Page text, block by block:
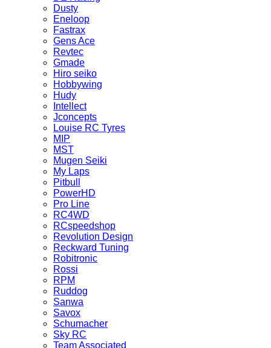
Dusty
Eneloop
Fastrax
Gens Ace
Revtec
Gmade
Hiro seiko
Hobbywing
Hudy
Intellect
Jconcepts
Louise RC Tyres
MIP
MST
Mugen Seiki
My Laps
Pitbull
PowerHD
Pro Line
RC4WD
RCspeedshop
Revolution Design
Reckward Tuning
Robitronic
Rossi
RPM
Ruddog
Sanwa
Savox
Schumacher
Sky RC
Team Associated